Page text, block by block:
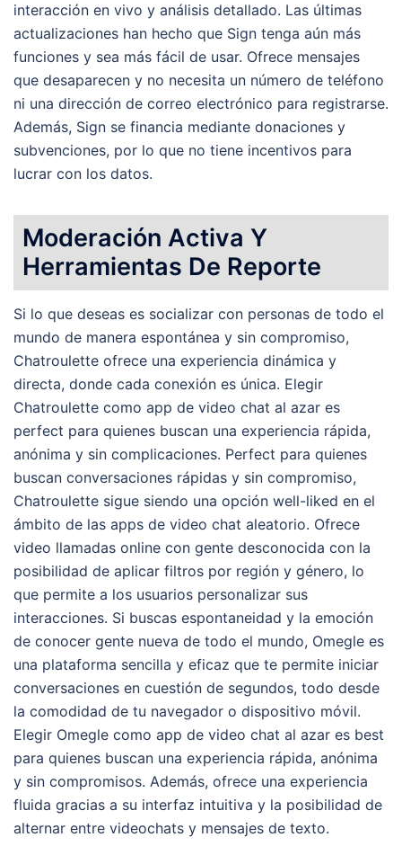
interacción en vivo y análisis detallado. Las últimas
actualizaciones han hecho que Sign tenga aún más
funciones y sea más fácil de usar. Ofrece mensajes
que desaparecen y no necesita un número de teléfono
ni una dirección de correo electrónico para registrarse.
Además, Sign se financia mediante donaciones y
subvenciones, por lo que no tiene incentivos para
lucrar con los datos.
Moderación Activa Y
Herramientas De Reporte
Si lo que deseas es socializar con personas de todo el
mundo de manera espontánea y sin compromiso,
Chatroulette ofrece una experiencia dinámica y
directa, donde cada conexión es única. Elegir
Chatroulette como app de video chat al azar es
perfect para quienes buscan una experiencia rápida,
anónima y sin complicaciones. Perfect para quienes
buscan conversaciones rápidas y sin compromiso,
Chatroulette sigue siendo una opción well-liked en el
ámbito de las apps de video chat aleatorio. Ofrece
video llamadas online con gente desconocida con la
posibilidad de aplicar filtros por región y género, lo
que permite a los usuarios personalizar sus
interacciones. Si buscas espontaneidad y la emoción
de conocer gente nueva de todo el mundo, Omegle es
una plataforma sencilla y eficaz que te permite iniciar
conversaciones en cuestión de segundos, todo desde
la comodidad de tu navegador o dispositivo móvil.
Elegir Omegle como app de video chat al azar es best
para quienes buscan una experiencia rápida, anónima
y sin compromisos. Además, ofrece una experiencia
fluida gracias a su interfaz intuitiva y la posibilidad de
alternar entre videochats y mensajes de texto.